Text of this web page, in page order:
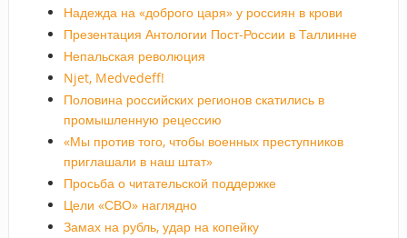
Надежда на «доброго царя» у россиян в крови
Презентация Антологии Пост-России в Таллинне
Непальская революция
Njet, Medvedeff!
Половина российских регионов скатились в
промышленную рецессию
«Мы против того, чтобы военных преступников
приглашали в наш штат»
Просьба о читательской поддержке
Цели «СВО» наглядно
Замах на рубль, удар на копейку